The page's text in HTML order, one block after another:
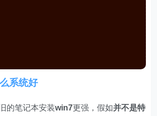
系统好
的笔记本安装win7更强，假如并不是特